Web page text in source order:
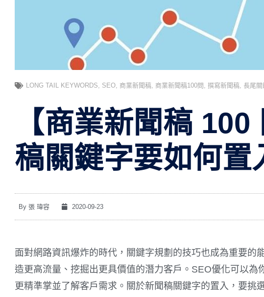
LONG TAIL KEYWORDS, SEO, 商業新聞稿, 商業新聞稿100問 , 撰寫新聞稿, 長尾關
【商業新聞稿
稿關鍵字要如何置
By 張 瑋容 2020-09-23
面對網路資訊爆炸的時代，關鍵字規劃的技巧也成為重要的
造更高流量、挖掘出更具價值的潛力客戶。SEO優化可以為
更精準掌並了解客戶需求。關於新聞稿關鍵字的置入，要挑